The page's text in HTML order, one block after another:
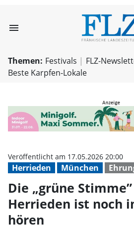
menu
Themen: Festivals
FLZ-
Beste Karpfen-Lokale
Herrieden München
Veröffentlicht am 17.05.2026 20:00
Die „grüne
Herrieden ist noch
hören